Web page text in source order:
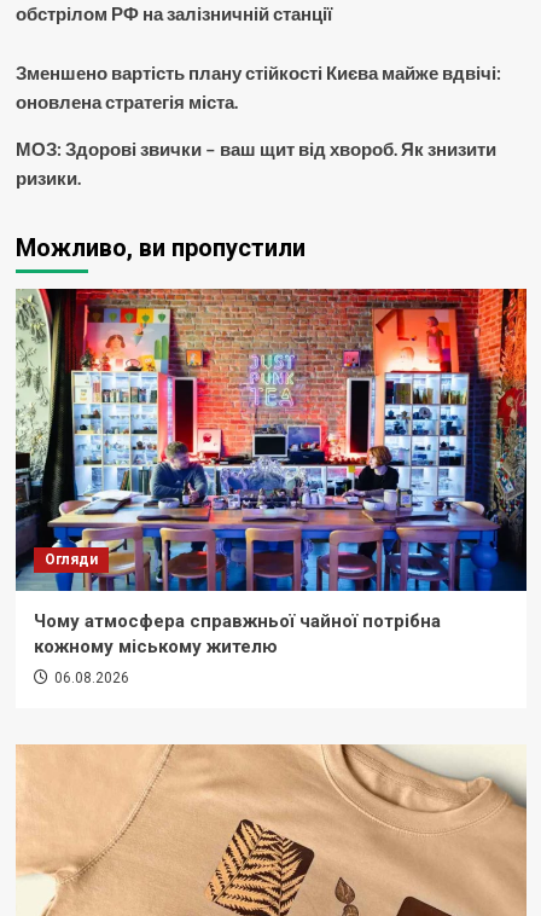
обстрілом РФ на залізничній станції
Зменшено вартість плану стійкості Києва майже вдвічі:
оновлена стратегія міста.
МОЗ: Здорові звички – ваш щит від хвороб. Як знизити
ризики.
Можливо, ви пропустили
Огляди
Чому атмосфера справжньої чайної потрібна
кожному міському жителю
06.08.2026